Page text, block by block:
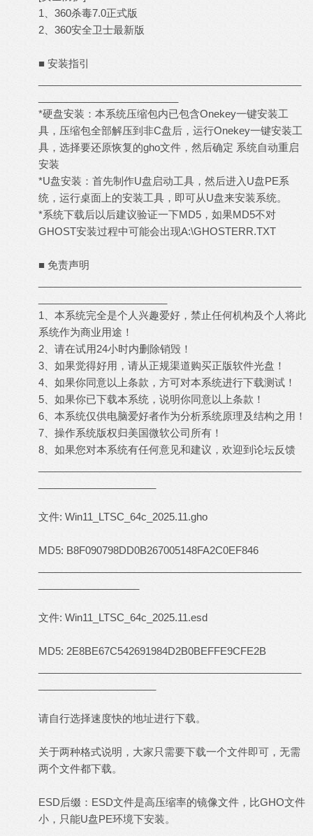
1、360杀毒7.0正式版
2、360安全卫士最新版
■ 安装指引
*硬盘安装：本系统压缩包内已包含Onekey一键安装工
具，压缩包全部解压到非C盘后，运行Onekey一键安装工
具，选择要还原恢复的gho文件，然后确定 系统自动重启
安装
*U盘安装：首先制作U盘启动工具，然后进入U盘PE系
统，运行桌面上的安装工具，即可从U盘来安装系统。
*系统下载后以后建议验证一下MD5，如果MD5不对
GHOST安装过程中可能会出现A:\GHOSTERR.TXT
■ 免责声明
1、本系统完全是个人兴趣爱好，禁止任何机构及个人将此
系统作为商业用途！
2、请在试用24小时内删除销毁！
3、如果觉得好用，请从正规渠道购买正版软件光盘！
4、如果你同意以上条款，方可对本系统进行下载测试！
5、如果你已下载本系统，说明你同意以上条款！
6、本系统仅供电脑爱好者作为分析系统原理及结构之用！
7、操作系统版权归美国微软公司所有！
8、如果您对本系统有任何意见和建议，欢迎到论坛反馈
文件: Win11_LTSC_64c_2025.11.gho
MD5: B8F090798DD0B267005148FA2C0EF846
文件: Win11_LTSC_64c_2025.11.esd
MD5: 2E8BE67C542691984D2B0BEFFE9CFE2B
请自行选择速度快的地址进行下载。
关于两种格式说明，大家只需要下载一个文件即可，无需
两个文件都下载。
ESD后缀：ESD文件是高压缩率的镜像文件，比GHO文件
小，只能U盘PE环境下安装。